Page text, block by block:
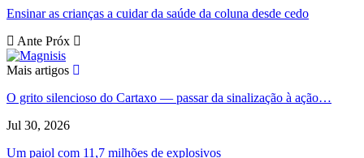
Ensinar as crianças a cuidar da saúde da coluna desde cedo
Ante Próx
Mais artigos
O grito silencioso do Cartaxo — passar da sinalização à ação…
Jul 30, 2026
Um paiol com 11,7 milhões de explosivos